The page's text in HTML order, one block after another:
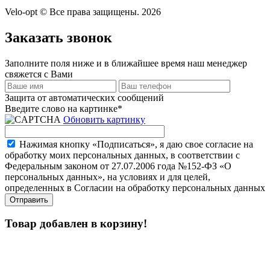
Velo-opt © Все права защищены. 2026
Заказать звонок
Заполните поля ниже и в ближайшее время наш менеджер
свяжется с Вами
Защита от автоматических сообщений
Введите слово на картинке*
Обновить картинку
Нажимая кнопку «Подписаться», я даю свое согласие на
обработку моих персональных данных, в соответствии с
Федеральным законом от 27.07.2006 года №152-ФЗ «О
персональных данных», на условиях и для целей,
определенных в Согласии на обработку персональных данных
Товар добавлен в корзину!